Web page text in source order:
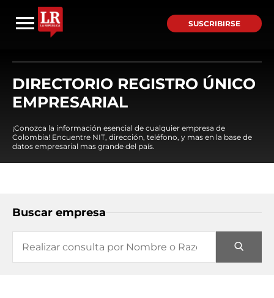
SUSCRIBIRSE
DIRECTORIO REGISTRO ÚNICO
EMPRESARIAL
¡Conozca la información esencial de cualquier empresa de
Colombia! Encuentre NIT, dirección, teléfono, y mas en la base de
datos empresarial mas grande del país.
Buscar empresa